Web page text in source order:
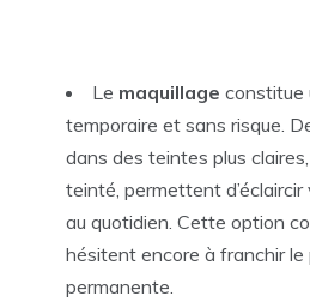
Le maquillage constitue
temporaire et sans risque.
dans des teintes plus
teinté, permettent
au quotidien. Cette option
hésitent encore à franchir
permanente.